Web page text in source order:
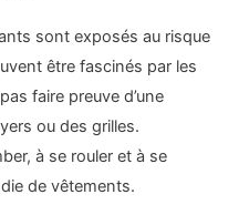
sont exposés au risque
être fascinés par les
faire preuve d’une
ou des grilles.
à se rouler et à se
de vêtements.